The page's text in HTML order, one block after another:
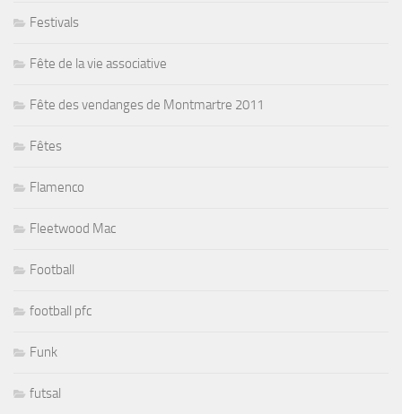
Festivals
Fête de la vie associative
Fête des vendanges de Montmartre 2011
Fêtes
Flamenco
Fleetwood Mac
Football
football pfc
Funk
futsal